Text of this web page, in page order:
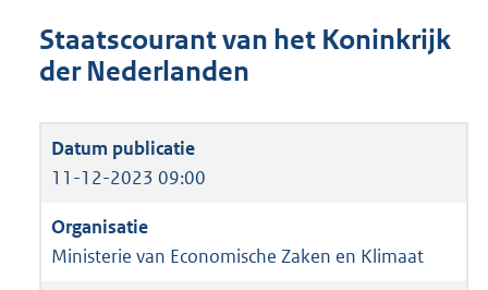
Staatscourant van het Koninkrijk
der Nederlanden
11-12-2023 09:00
Ministerie van Economische Zaken en Klimaat